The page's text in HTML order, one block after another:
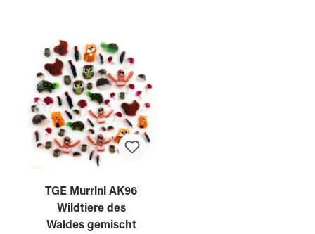
TGE Murrini AK96
Wildtiere des
Waldes gemischt